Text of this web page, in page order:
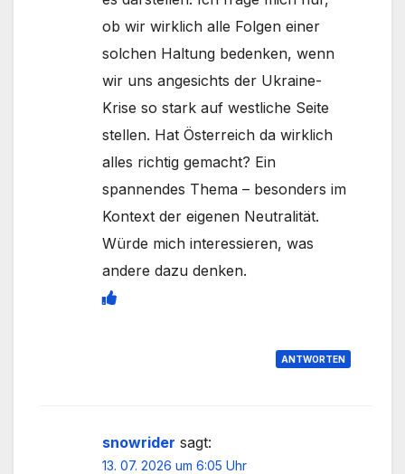
ob wir wirklich alle Folgen einer
solchen Haltung bedenken, wenn
wir uns angesichts der Ukraine-
Krise so stark auf westliche Seite
stellen. Hat Österreich da wirklich
alles richtig gemacht? Ein
spannendes Thema – besonders im
Kontext der eigenen Neutralität.
Würde mich interessieren, was
andere dazu denken.
ANTWORTEN
snowrider sagt:
13. 07. 2026 um 6:05 Uhr